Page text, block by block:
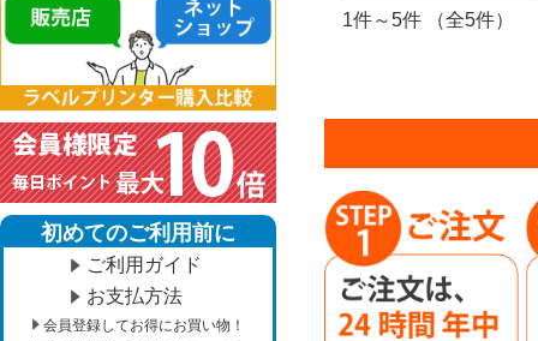
初めてのご利用前に
ご利用ガイド
お支払方法
会員登録してお得にお買い物！
1件～5件 （全5件）